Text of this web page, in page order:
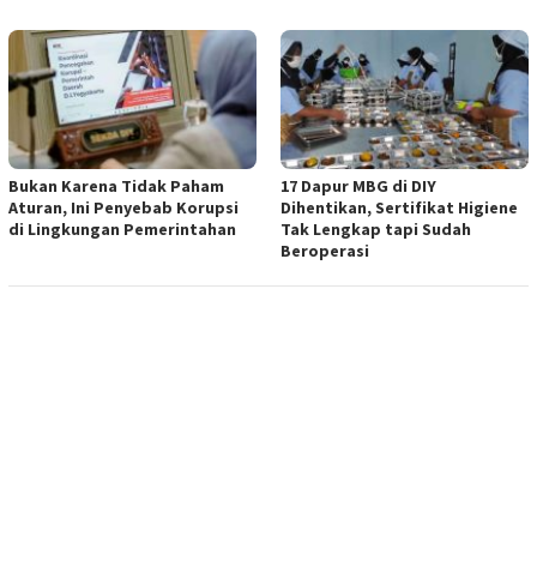
Bukan Karena Tidak Paham
Aturan, Ini Penyebab Korupsi
di Lingkungan Pemerintahan
17 Dapur MBG di DIY
Dihentikan, Sertifikat Higiene
Tak Lengkap tapi Sudah
Beroperasi